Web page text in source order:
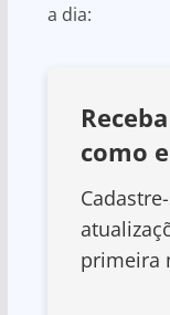
a dia:
como
primeira